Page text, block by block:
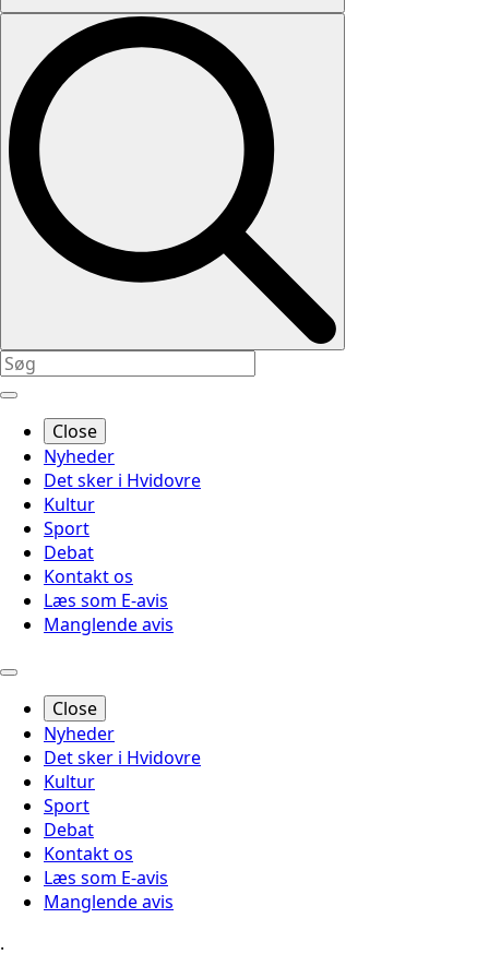
Close
Nyheder
Det sker i Hvidovre
Kultur
Sport
Debat
Kontakt os
Læs som E-avis
Manglende avis
Close
Nyheder
Det sker i Hvidovre
Kultur
Sport
Debat
Kontakt os
Læs som E-avis
Manglende avis
.